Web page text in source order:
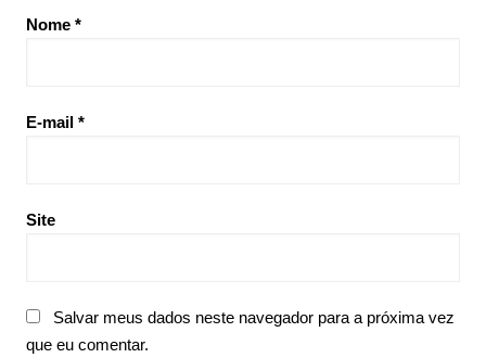
Nome *
E-mail *
Site
Salvar meus dados neste navegador para a próxima vez
que eu comentar.